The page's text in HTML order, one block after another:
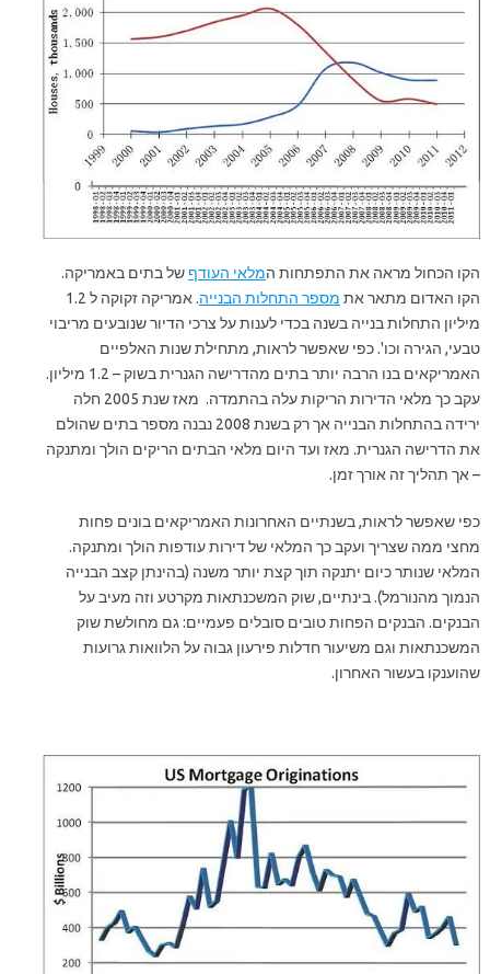
הקו הכחול מראה את התפתחות המלאי העודףשל בתים באמריקה.
הקו האדום מתאר אתמספר התחלות הבנייה
. אמריקה זקוקה ל 1.2
מיליון התחלות בנייה בשנה בכדי לענות על צרכי הדיור שנובעים מריבוי
טבעי, הגירה וכו'. כפי שאפשר לראות, מתחילת שנות האלפיים
האמריקאים בנו הרבה יותר בתים מהדרישה הגנרית בשוק – 1.2 מיליון.
עקב כך מלאי הדירות הריקות עלה בהתמדה. מאז שנת 2005 חלה
ירידה בהתחלות הבנייה אך רק בשנת 2008 נבנה מספר בתים שהולם
את הדרישה הגנרית. מאז ועד היום מלאי הבתים הריקים הולך ומתנקה
– אך תהליך זה אורך זמן.
כפי שאפשר לראות, בשנתיים האחרונות האמריקאים בונים פחות
מחצי ממה שצריך ועקב כך המלאי של דירות עודפות הולך ומתנקה.
המלאי שנותר כיום יתנקה תוך קצת יותר משנה (בהינתן קצב הבנייה
הנמוך מהנורמל). בינתיים, שוק המשכנתאות מקרטע וזה מעיב על
הבנקים. הבנקים הפחות טובים סובלים פעמיים: גם מחולשת שוק
המשכנתאות וגם משיעור חדלות פירעון גבוה על הלוואות גרועות
שהוענקו בעשור האחרון.